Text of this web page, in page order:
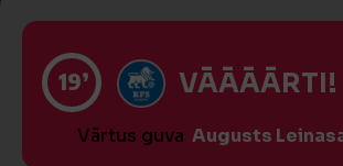
19’ VĀĀĀĀRTI!
Vārtus guva Augusts